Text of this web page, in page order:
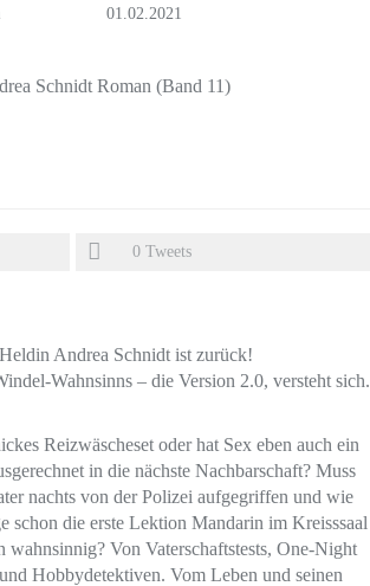
01.02.2021
Schnidt Roman (Band 11)
0 Tweets
Andrea Schnidt ist zurück!
Wahnsinns – die Version 2.0, versteht sich.
Reizwäscheset oder hat Sex eben auch ein
in die nächste Nachbarschaft? Muss
nachts von der Polizei aufgegriffen und wie
schon die erste Lektion Mandarin im Kreisssaal
Von Vaterschaftstests, One-Night
Hobbydetektiven. Vom Leben und seinen